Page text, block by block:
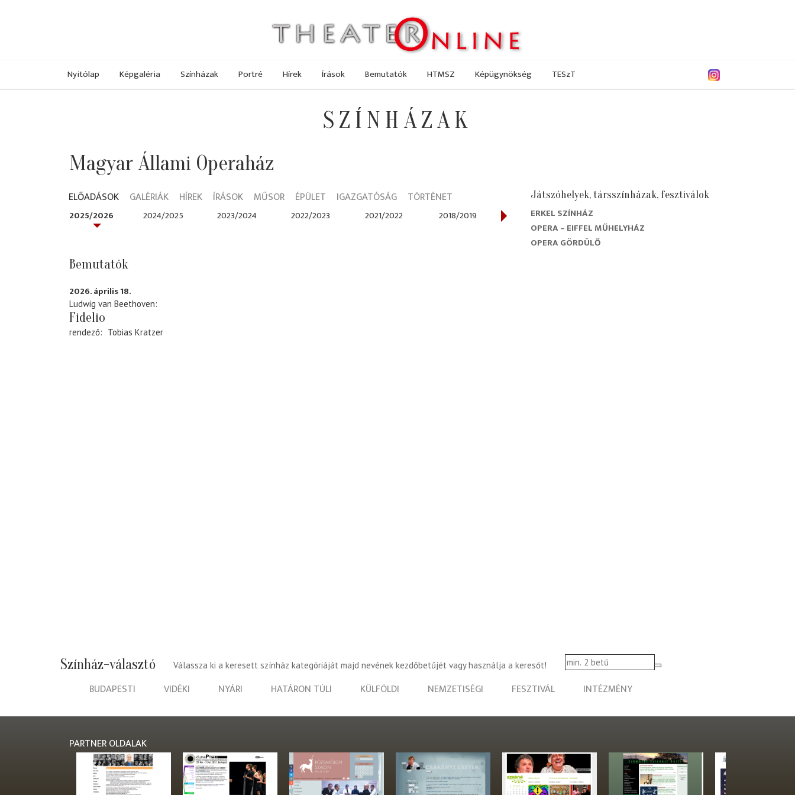
Nyitólap Képgaléria Színházak Portré Hírek Írások Bemutatók HTMSZ Képügynökség TESzT
SZÍNHÁZAK
Magyar Állami Operaház
ELŐADÁSOK GALÉRIÁK HÍREK ÍRÁSOK MŰSOR ÉPÜLET IGAZGATÓSÁG TÖRTÉNET
2025/2026 2024/2025 2023/2024 2022/2023 2021/2022 2018/2019 2017/2018 2016/2017
Bemutatók
2026. április 18.
Ludwig van Beethoven
Fidelio
rendező Tobias Kratzer
Játszóhelyek, társszínházak, fesztiválok
ERKEL SZÍNHÁZ
OPERA – EIFFEL MŰHELYHÁZ
OPERA GÖRDÜLŐ
Színház-választó Válassza ki a keresett színház kategóriáját majd nevének kezdőbetűjét vagy használja a keresőt!
BUDAPESTI VIDÉKI NYÁRI HATÁRON TÚLI KÜLFÖLDI NEMZETISÉGI FESZTIVÁL INTÉZMÉNY
PARTNER OLDALAK